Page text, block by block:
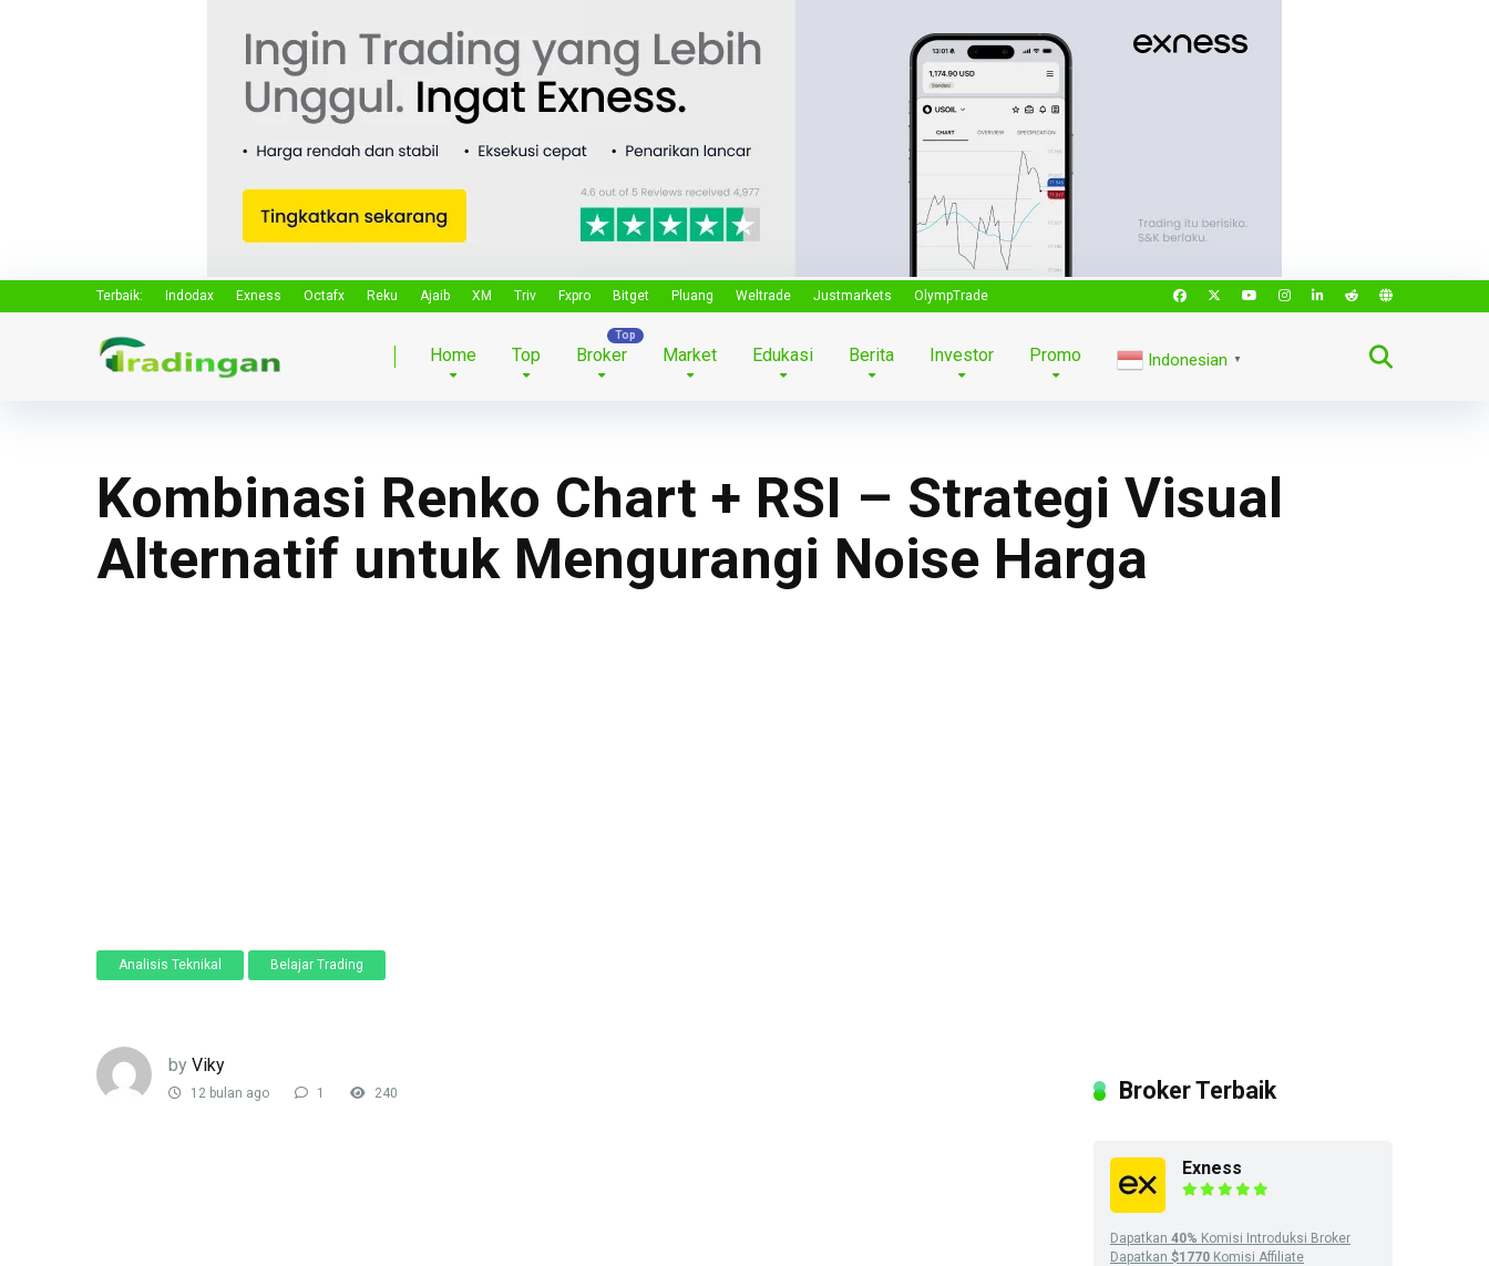
Terbaik: Indodax Exness Octafx Reku Ajaib XM Triv Fxpro Bitget Pluang Weltrade Justmarkets OlympTrade
Home Top Broker Market Edukasi Berita Investor Promo Indonesian ▼
Kombinasi Renko Chart + RSI – Strategi Visual
Alternatif untuk Mengurangi Noise Harga
Analisis Teknikal Belajar Trading
by Viky
12 bulan ago 1 240 Broker Terbaik
Exness
Dapatkan 40% Komisi Introduksi Broker
Dapatkan $1770 Komisi Affiliate